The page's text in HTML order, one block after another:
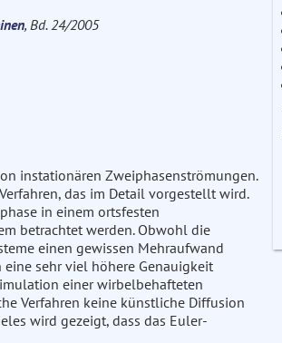
, Bd. 24/2005
instationären Zweiphasenströmungen.
das im Detail vorgestellt wird.
in einem ortsfesten
betrachtet werden. Obwohl die
einen gewissen Mehraufwand
sehr viel höhere Genauigkeit
einer wirbelbehafteten
Verfahren keine künstliche Diffusion
wird gezeigt, dass das Euler-